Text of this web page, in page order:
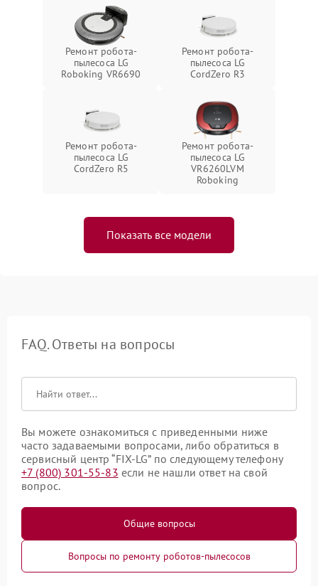
Ремонт робота-
пылесоса LG
Roboking VR6690
Ремонт робота-
пылесоса LG
CordZero R3
Ремонт робота-
пылесоса LG
CordZero R5
Ремонт робота-
пылесоса LG
VR6260LVM
Roboking
Показать все модели
FAQ. Ответы на вопросы
Вы можете ознакомиться с приведенными ниже
часто задаваемыми вопросами, либо обратиться в
сервисный центр “FIX-LG” по следующему телефону
+7 (800) 301-55-83 если не нашли ответ на свой
вопрос.
Общие вопросы
Вопросы по ремонту роботов-пылесосов